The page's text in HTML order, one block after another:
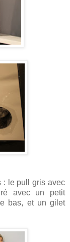
: le pull gris avec
avec un petit
bas, et un gilet